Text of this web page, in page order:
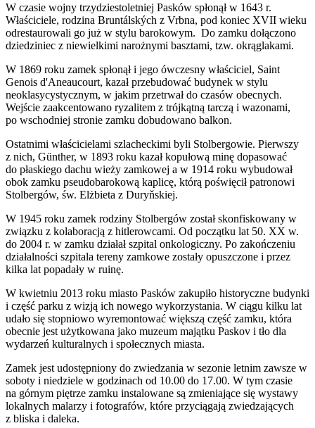
W czasie wojny trzydziestoletniej Pasków spłonął w 1643 r.
Właściciele, rodzina Bruntálských z Vrbna, pod koniec XVII wieku
odrestaurowali go już w stylu barokowym. Do zamku dołączono
dziedziniec z niewielkimi narożnymi basztami, tzw. okrąglakami.
W 1869 roku zamek spłonął i jego ówczesny właściciel, Saint
Genois d'Aneaucourt, kazał przebudować budynek w stylu
neoklasycystycznym, w jakim przetrwał do czasów obecnych.
Wejście zaakcentowano ryzalitem z trójkątną tarczą i wazonami,
po wschodniej stronie zamku dobudowano balkon.
Ostatnimi właścicielami szlacheckimi byli Stolbergowie. Pierwszy
z nich, Günther, w 1893 roku kazał kopułową minę dopasować
do płaskiego dachu wieży zamkowej a w 1914 roku wybudował
obok zamku pseudobarokową kaplicę, którą poświęcił patronowi
Stolbergów, św. Elżbieta z Duryňskiej.
W 1945 roku zamek rodziny Stolbergów został skonfiskowany w
związku z kolaboracją z hitlerowcami. Od początku lat 50. XX w.
do 2004 r. w zamku działał szpital onkologiczny. Po zakończeniu
działalności szpitala tereny zamkowe zostały opuszczone i przez
kilka lat popadały w ruinę.
W kwietniu 2013 roku miasto Pasków zakupiło historyczne budynki
i część parku z wizją ich nowego wykorzystania. W ciągu kilku lat
udało się stopniowo wyremontować większą część zamku, która
obecnie jest użytkowana jako muzeum majątku Paskov i tło dla
wydarzeń kulturalnych i społecznych miasta.
Zamek jest udostępniony do zwiedzania w sezonie letnim zawsze w
soboty i niedziele w godzinach od 10.00 do 17.00. W tym czasie
na górnym piętrze zamku instalowane są zmieniające się wystawy
lokalnych malarzy i fotografów, które przyciągają zwiedzających
z bliska i daleka.